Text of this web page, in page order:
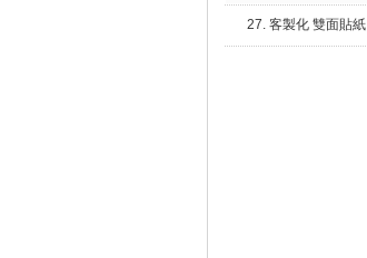
27. 客製化 雙面貼紙